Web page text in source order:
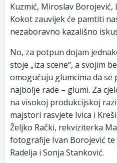
Kuzmić, Miroslav
Kokot zauvijek će pamtiti
nezaboravno kazališno
No, za potpun dojam
stoje „iza scene“, a svojim
omogućuju glumcima da se
najbolje rade – glumi. Za
na visokoj produkcijskoj
majstori rasvjete Ivica i
Željko Rački, rekviziterka
fotografije Ivan Borojević te
Radelja i Sonja Stanković.